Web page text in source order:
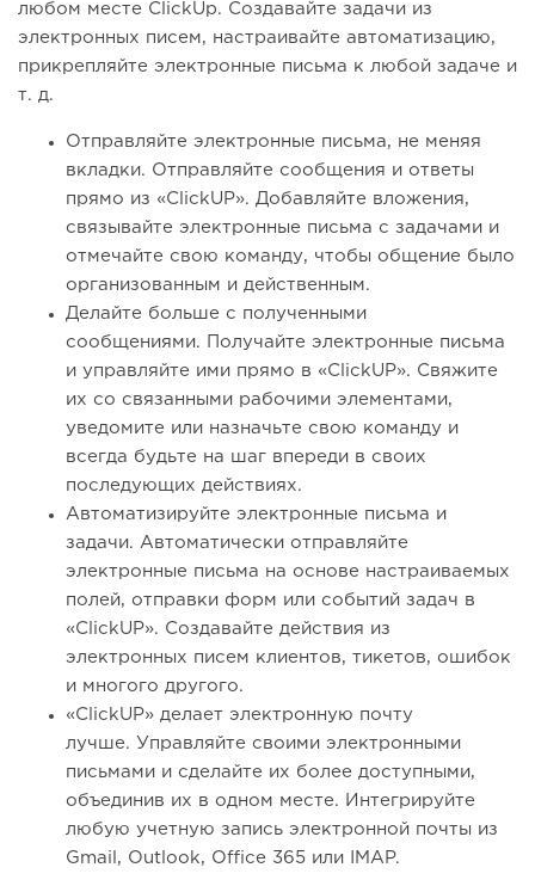
любом месте ClickUp. Создавайте задачи из
электронных писем, настраивайте автоматизацию,
прикрепляйте электронные письма к любой задаче и
т. д.
Отправляйте электронные письма, не меняя
вкладки. Отправляйте сообщения и ответы
прямо из «ClickUP». Добавляйте вложения,
связывайте электронные письма с задачами и
отмечайте свою команду, чтобы общение было
организованным и действенным.
Делайте больше с полученными
сообщениями. Получайте электронные письма
и управляйте ими прямо в «ClickUP». Свяжите
их со связанными рабочими элементами,
уведомите или назначьте свою команду и
всегда будьте на шаг впереди в своих
последующих действиях.
Автоматизируйте электронные письма и
задачи. Автоматически отправляйте
электронные письма на основе настраиваемых
полей, отправки форм или событий задач в
«ClickUP». Создавайте действия из
электронных писем клиентов, тикетов, ошибок
и многого другого.
«ClickUP» делает электронную почту
лучше. Управляйте своими электронными
письмами и сделайте их более доступными,
объединив их в одном месте. Интегрируйте
любую учетную запись электронной почты из
Gmail, Outlook, Office 365 или IMAP.